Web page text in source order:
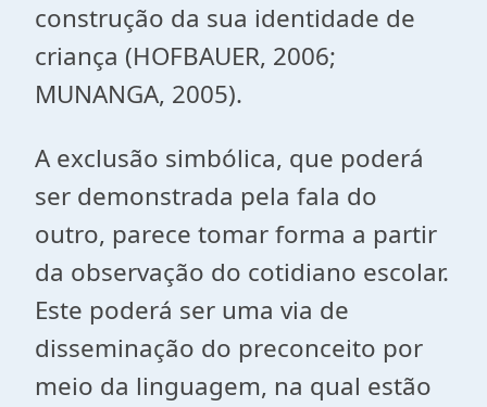
construção da sua identidade de
criança (HOFBAUER, 2006;
MUNANGA, 2005).
A exclusão simbólica, que poderá
ser demonstrada pela fala do
outro, parece tomar forma a partir
da observação do cotidiano escolar.
Este poderá ser uma via de
disseminação do preconceito por
meio da linguagem, na qual estão